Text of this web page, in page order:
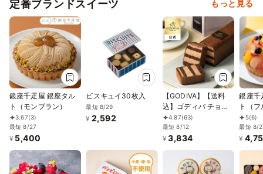
定番ブランドスイーツ もっと見る
銀座千疋屋 銀座タル
ト（モンブラン）
3.67(3)
最短 8/27
¥ 5,400
ビスキュイ30枚入
最短 8/29
¥ 2,592
【GODIVA】【送料
込】ゴディバ チョコ
レートケーキ お中元
2026
4.87(63)
最短 8/12
¥ 3,834
銀座千
ト（
5(6)
最短 8/
¥